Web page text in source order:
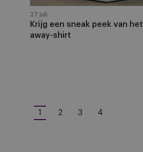
away-
shirt
Krijg een sneak peek van
away-shirt
27 juli
Huidige
1 2 3 4